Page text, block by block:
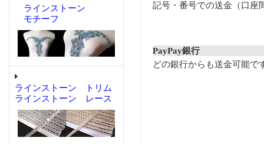
ラインストーン
モチーフ
ラインストーン トリム
ラインストーン レース
記号・番号での送金（口座
PayPay銀行
どの銀行からも送金可能で